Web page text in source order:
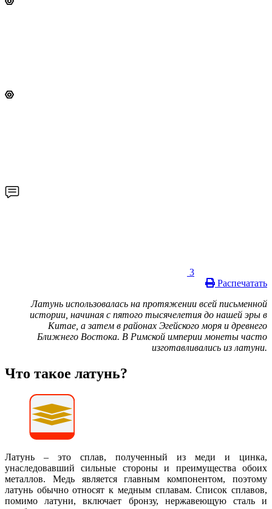
3
Распечатать
Латунь использовалась на протяжении всей письменной
истории, начиная с пятого тысячелетия до нашей эры в
Китае, а затем в районах Эгейского моря и древнего
Ближнего Востока. В Римской империи монеты часто
изготавливались из латуни.
Что такое латунь?
Латунь – это сплав, полученный из меди и цинка,
унаследовавший сильные стороны и преимущества обоих
металлов. Медь является главным компонентом, поэтому
латунь обычно относят к медным сплавам. Список сплавов,
помимо латуни, включает бронзу, нержавеющую сталь и